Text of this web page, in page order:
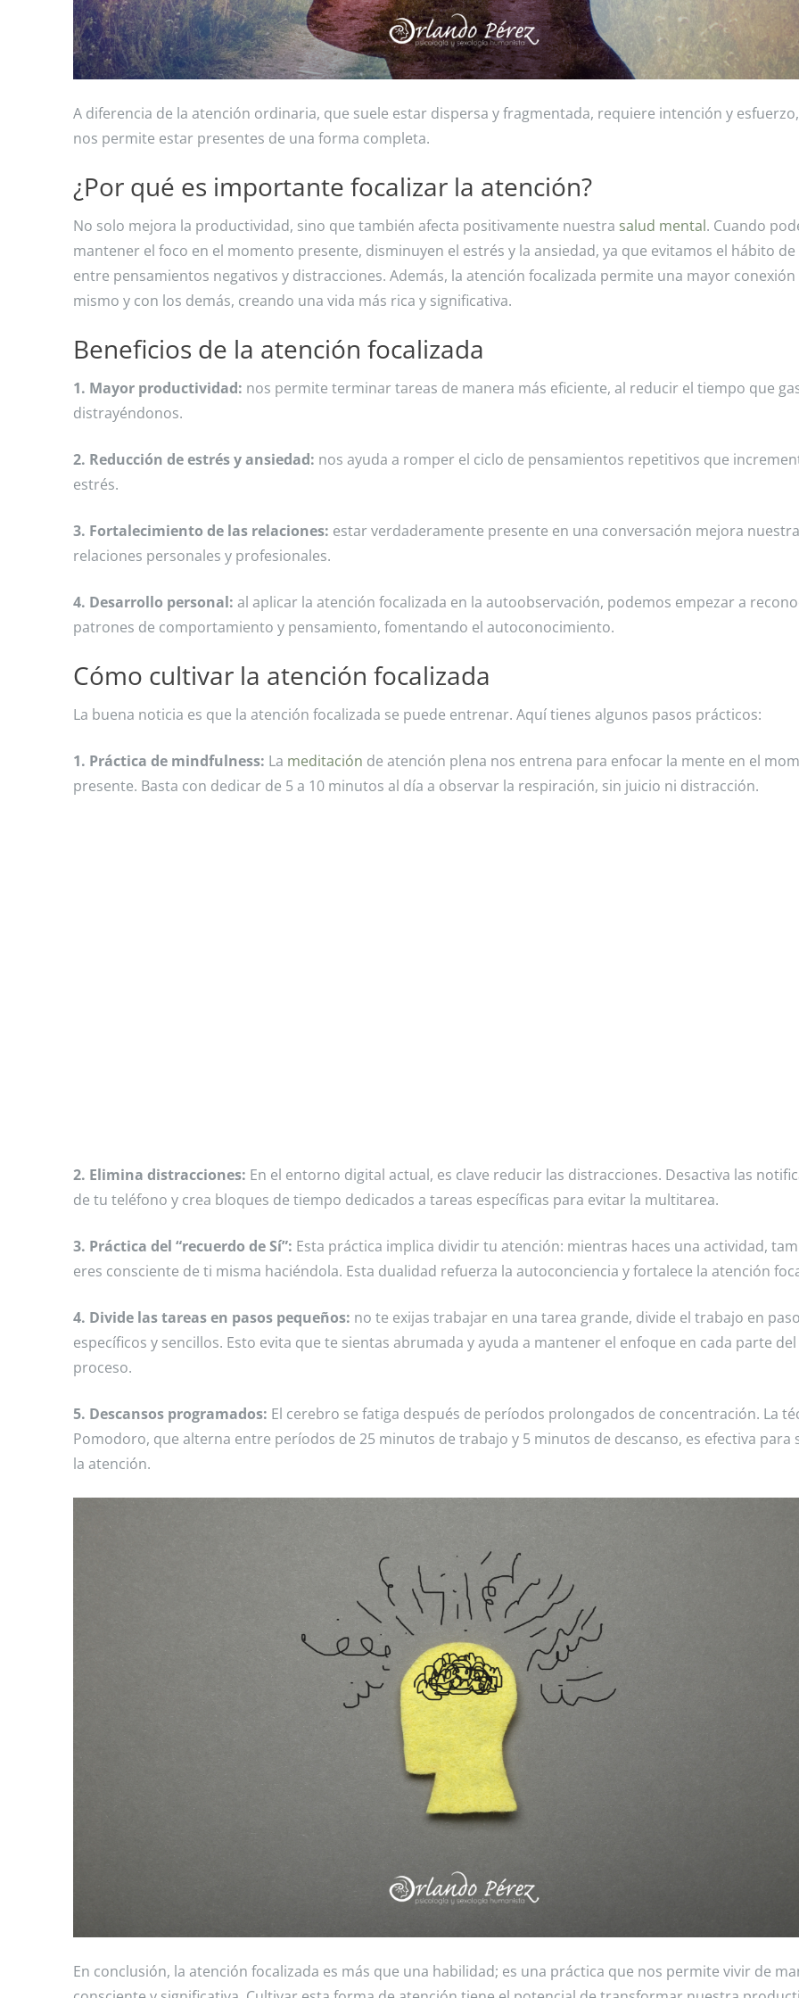
A diferencia de la atención ordinaria, que suele estar dispersa y fragmentada, requiere intención y
nos permite estar presentes de una forma completa.
¿Por qué es importante focalizar la atención?
No solo mejora la productividad, sino que también afecta positivamente nuestra salud mental. Cuando
mantener el foco en el momento presente, disminuyen el estrés y la ansiedad, ya que evitamos el hábito
entre pensamientos negativos y distracciones. Además, la atención focalizada permite una mayor
mismo y con los demás, creando una vida más rica y significativa.
Beneficios de la atención focalizada
1. Mayor productividad: nos permite terminar tareas de manera más eficiente, al reducir el tiempo que
distrayéndonos.
2. Reducción de estrés y ansiedad: nos ayuda a romper el ciclo de pensamientos repetitivos que
estrés.
3. Fortalecimiento de las relaciones: estar verdaderamente presente en una conversación mejora
relaciones personales y profesionales.
4. Desarrollo personal: al aplicar la atención focalizada en la autoobservación, podemos empezar a
patrones de comportamiento y pensamiento, fomentando el autoconocimiento.
Cómo cultivar la atención focalizada
La buena noticia es que la atención focalizada se puede entrenar. Aquí tienes algunos pasos prácticos:
1. Práctica de mindfulness: La meditación de atención plena nos entrena para enfocar la mente en el
presente. Basta con dedicar de 5 a 10 minutos al día a observar la respiración, sin juicio ni distracción.
2. Elimina distracciones: En el entorno digital actual, es clave reducir las distracciones. Desactiva las
de tu teléfono y crea bloques de tiempo dedicados a tareas específicas para evitar la multitarea.
3. Práctica del “recuerdo de Sí”: Esta práctica implica dividir tu atención: mientras haces una actividad,
eres consciente de ti misma haciéndola. Esta dualidad refuerza la autoconciencia y fortalece la atención
4. Divide las tareas en pasos pequeños: no te exijas trabajar en una tarea grande, divide el trabajo en
específicos y sencillos. Esto evita que te sientas abrumada y ayuda a mantener el enfoque en cada parte del
proceso.
5. Descansos programados: El cerebro se fatiga después de períodos prolongados de concentración. La
Pomodoro, que alterna entre períodos de 25 minutos de trabajo y 5 minutos de descanso, es efectiva para
la atención.
En conclusión, la atención focalizada es más que una habilidad; es una práctica que nos permite vivir de